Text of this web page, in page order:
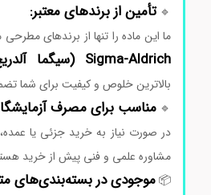
تأمینازبرندهایمعتبر:
اینمادهراتنهاازبرندهایمطرحی
Sigma-Aldrich ( سیگماآلدریچ)
بالاترینخلوصوکیفیتبرایشما
مناسببرایمصرف
صورتنیازبه خریدجزئییاعمده،
مشاورهعلمیوفنیپیشازخریدهستند.
موجودیدربسته‌بندی‌های